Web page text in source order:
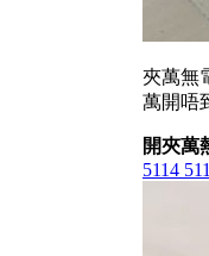
夾萬無
萬開唔
開夾萬
5114